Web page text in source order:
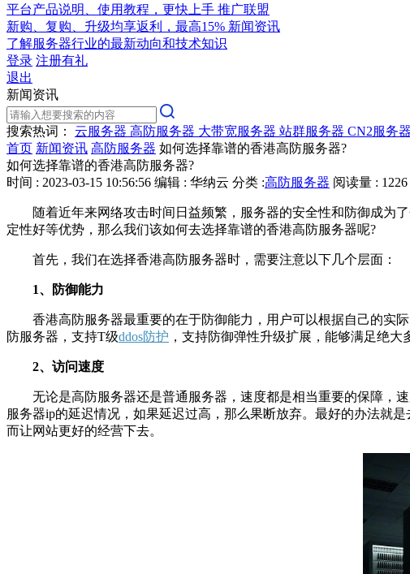
平台产品说明、使用教程，更快上手 推广联盟
新购、复购、升级均享返利，最高15% 新闻资讯
了解服务器行业的最新动向和技术知识
登录 注册有礼
退出
新闻资讯
搜索热词： 云服务器 高防服务器 大带宽服务器 站群服务器 CN2服务器
首页 新闻资讯 高防服务器 如何选择靠谱的香港高防服务器?
如何选择靠谱的香港高防服务器?
时间 : 2023-03-15 10:56:56 编辑 : 华纳云 分类 :高防服务器 阅读量 : 1226
随着近年来网络攻击时间日益频繁，服务器的安全性和防御成为了
定性好等优势，那么我们该如何去选择靠谱的香港高防服务器呢?
首先，我们在选择香港高防服务器时，需要注意以下几个层面：
1、防御能力
香港高防服务器最重要的在于防御能力，用户可以根据自己的实际
防服务器，支持T级ddos防护 ，支持防御弹性升级扩展，能够满足绝大
2、访问速度
无论是高防服务器还是普通服务器，速度都是相当重要的保障，速
服务器ip的延迟情况，如果延迟过高，那么果断放弃。最好的办法就
而让网站更好的经营下去。